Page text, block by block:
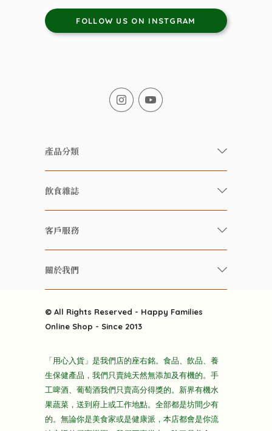
FOLLOW US ON INSTGRAM
產品分類
有機/無農藥新鮮蔬果
有機 / 無添加飲品
養生保健好東西
酒類
雜貨部
折上折大特價
主頁
飲食雜誌
快樂家庭 飲食雜誌
雲南搜食記
粒粒皆辛苦
快樂電視台
客戶服務
常見問題
關於我們
送貨
隱私政策
© All Rights Reserved - Happy Families
Online Shop - Since 2013
「用心入貨」是我們店的座右銘。食品、飲品、養
生保健產品，我們只賣純天然無添加及有機的。手
工啤酒、葡萄酒我們只賣高分得獎的。新界有機水
果蔬菜，送到府上或工作地點。全部都是坊間少有
的。無論你是美食家或是健康派，本店都會是你流